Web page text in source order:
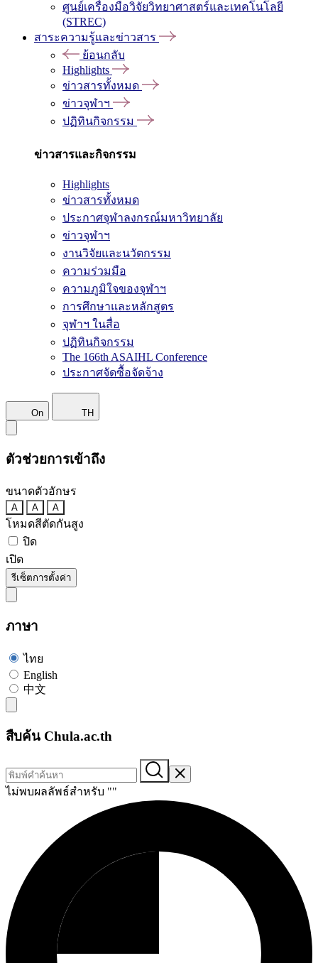
ศูนย์เครื่องมือวิจัยวิทยาศาสตร์และเทคโนโลยี
(STREC)
สาระความรู้และข่าวสาร
ย้อนกลับ
Highlights
ข่าวสารทั้งหมด
ข่าวจุฬาฯ
ปฏิทินกิจกรรม
ข่าวสารและกิจกรรม
Highlights
ข่าวสารทั้งหมด
ประกาศจุฬาลงกรณ์มหาวิทยาลัย
ข่าวจุฬาฯ
งานวิจัยและนวัตกรรม
ความร่วมมือ
ความภูมิใจของจุฬาฯ
การศึกษาและหลักสูตร
จุฬาฯ ในสื่อ
ปฏิทินกิจกรรม
The 166th ASAIHL Conference
ประกาศจัดซื้อจัดจ้าง
On TH
ตัวช่วยการเข้าถึง
ขนาดตัวอักษร
A A A
โหมดสีตัดกันสูง
ปิด
เปิด
รีเซ็ตการตั้งค่า
ภาษา
ไทย
English
中文
สืบค้น Chula.ac.th
ไม่พบผลลัพธ์สำหรับ ""